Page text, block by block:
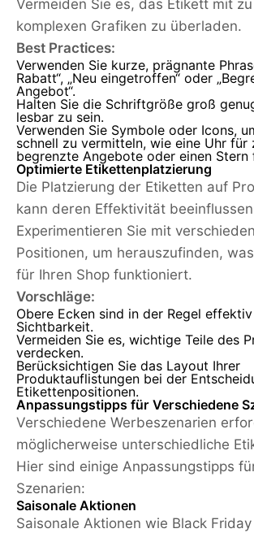
Vermeiden Sie es, das Etikett mit
komplexen Grafiken zu überladen.
Best Practices:
Verwenden Sie kurze, prägnante
Rabatt“, „Neu eingetroffen“ oder
Angebot“.
Halten Sie die Schriftgröße groß
lesbar zu sein.
Verwenden Sie Symbole oder Icons,
schnell zu vermitteln, wie eine Uhr für
begrenzte Angebote oder einen Stern
Optimierte Etikettenplatzierung
Die Platzierung der Etiketten auf
kann deren Effektivität
Experimentieren Sie mit
Positionen, um herauszufinden,
für Ihren Shop funktioniert.
Vorschläge:
Obere Ecken sind in der Regel
Sichtbarkeit.
Vermeiden Sie es, wichtige Teile des
verdecken.
Berücksichtigen Sie das Layout Ihrer
Produktauflistungen bei der
Etikettenpositionen.
Anpassungstipps für Verschiedene
Verschiedene Werbeszenarien
möglicherweise unterschiedliche
Hier sind einige Anpassungstipps
Szenarien:
Saisonale Aktionen
Saisonale Aktionen wie Black